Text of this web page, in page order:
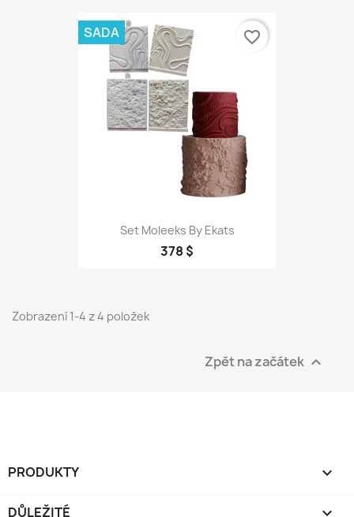
Set Moleeks By Ekats
378 $
SADA favorite_border
Zobrazení 1-4 z 4 položek
Zpět na začátek 
PRODUKTY 
DŮLEŽITÉ 